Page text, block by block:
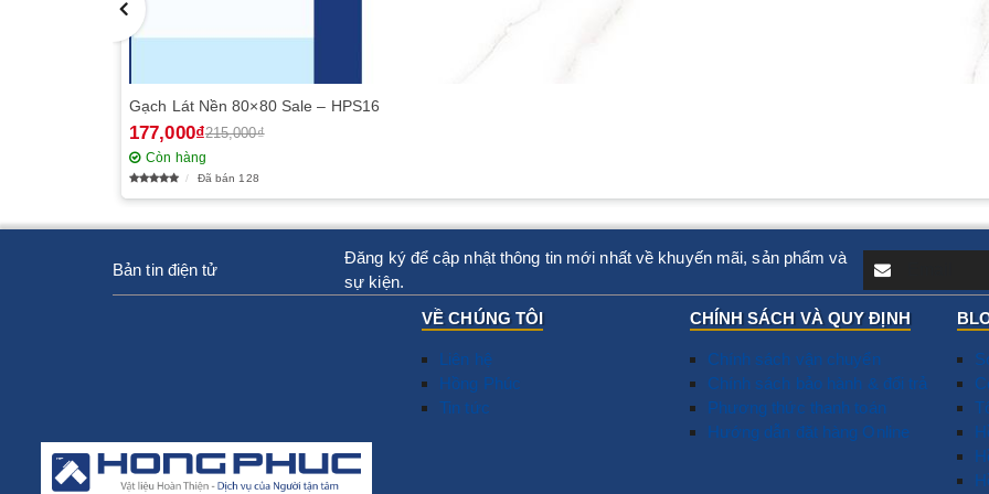
Gạch Lát Nền 80×80 Sale – HPS16
177,000₫215,000₫
Còn hàng
Đã bán 128
Bản tin điện tử
Đăng ký để cập nhật thông tin mới nhất về khuyến mãi, sản phẩm và
sự kiện.
VỀ CHÚNG TÔI
Liên hệ
Hồng Phúc
Tin tức
CHÍNH SÁCH VÀ QUY ĐỊNH
Chính sách vận chuyển
Chính sách bảo hành & đổi trả
Phương thức thanh toán
Hướng dẫn đặt hàng Online